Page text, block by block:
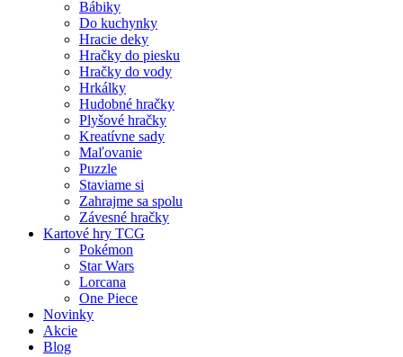
Bábiky
Do kuchynky
Hracie deky
Hračky do piesku
Hračky do vody
Hrkálky
Hudobné hračky
Plyšové hračky
Kreatívne sady
Maľovanie
Puzzle
Staviame si
Zahrajme sa spolu
Závesné hračky
Kartové hry TCG
Pokémon
Star Wars
Lorcana
One Piece
Novinky
Akcie
Blog